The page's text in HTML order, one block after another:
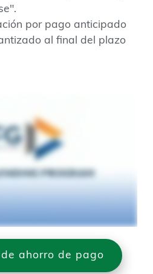
por pago anticipado
al final del plazo
ahorro de pago